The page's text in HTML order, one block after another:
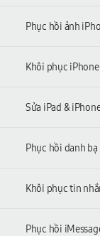
Phục hồi ảnh
Khôi phục
Sửa iPad &
Phục hồi danh
Khôi phục tin
Phục hồi